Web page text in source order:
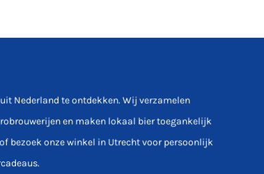
Nederland te ontdekken. Wij verzamelen
en maken lokaal bier toegankelijk
bezoek onze winkel in Utrecht voor persoonlijk